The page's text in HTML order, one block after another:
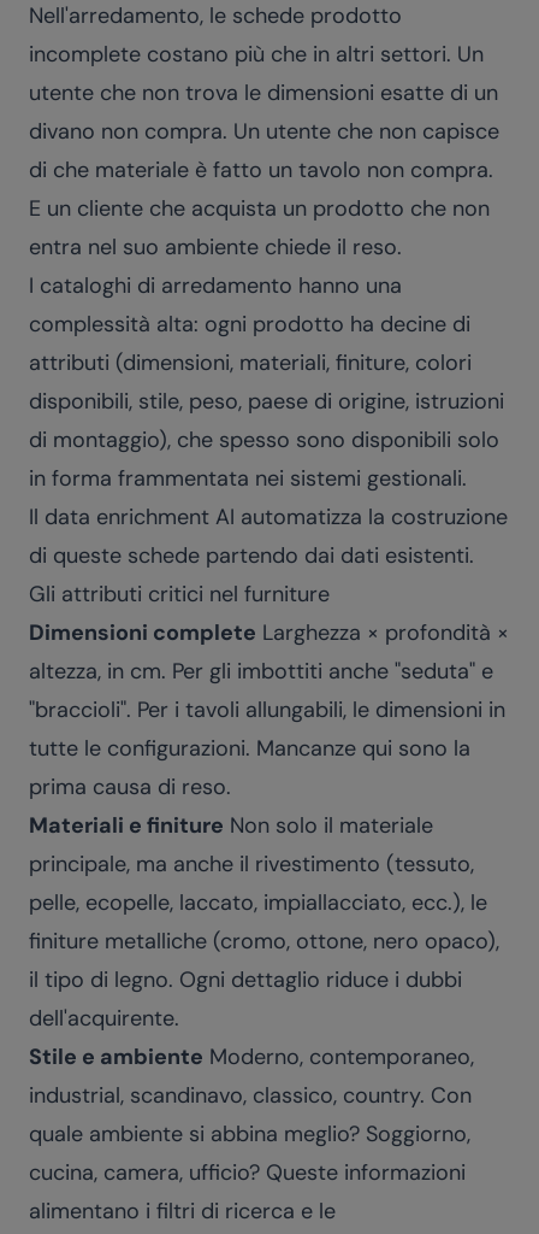
Nell'arredamento, le schede prodotto
incomplete costano più che in altri settori. Un
utente che non trova le dimensioni esatte di un
divano non compra. Un utente che non capisce
di che materiale è fatto un tavolo non compra.
E un cliente che acquista un prodotto che non
entra nel suo ambiente chiede il reso.
I cataloghi di arredamento hanno una
complessità alta: ogni prodotto ha decine di
attributi (dimensioni, materiali, finiture, colori
disponibili, stile, peso, paese di origine, istruzioni
di montaggio), che spesso sono disponibili solo
in forma frammentata nei sistemi gestionali.
Il data enrichment AI automatizza la costruzione
di queste schede partendo dai dati esistenti.
Gli attributi critici nel furniture
Dimensioni complete Larghezza × profondità ×
altezza, in cm. Per gli imbottiti anche "seduta" e
"braccioli". Per i tavoli allungabili, le dimensioni in
tutte le configurazioni. Mancanze qui sono la
prima causa di reso.
Materiali e finiture Non solo il materiale
principale, ma anche il rivestimento (tessuto,
pelle, ecopelle, laccato, impiallacciato, ecc.), le
finiture metalliche (cromo, ottone, nero opaco),
il tipo di legno. Ogni dettaglio riduce i dubbi
dell'acquirente.
Stile e ambiente Moderno, contemporaneo,
industrial, scandinavo, classico, country. Con
quale ambiente si abbina meglio? Soggiorno,
cucina, camera, ufficio? Queste informazioni
alimentano i filtri di ricerca e le